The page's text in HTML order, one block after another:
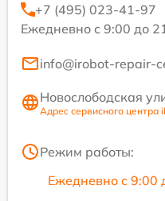
+7 (495) 023-41-97
Ежедневно с 9:00 до
info@irobot-repair-
Новослободская
Адрес сервисного центра
Режим работы:
Ежедневно с 9:00